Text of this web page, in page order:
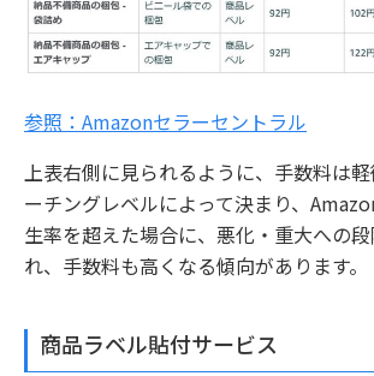
参照：Amazonセラーセントラル
上表右側に見られるように、手数料は
ーチングレベルによって決まり、
生率を超えた場合に、悪化・重大への
れ、手数料も高くなる傾向があります。
商品ラベル貼付サービス